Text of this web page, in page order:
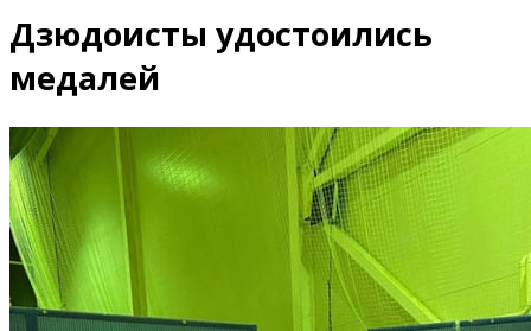
Дзюдоисты удостоились
медалей